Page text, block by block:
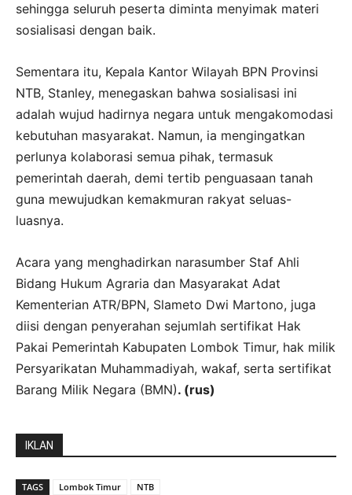
sehingga seluruh peserta diminta menyimak materi
sosialisasi dengan baik.
Sementara itu, Kepala Kantor Wilayah BPN Provinsi
NTB, Stanley, menegaskan bahwa sosialisasi ini
adalah wujud hadirnya negara untuk mengakomodasi
kebutuhan masyarakat. Namun, ia mengingatkan
perlunya kolaborasi semua pihak, termasuk
pemerintah daerah, demi tertib penguasaan tanah
guna mewujudkan kemakmuran rakyat seluas-
luasnya.
Acara yang menghadirkan narasumber Staf Ahli
Bidang Hukum Agraria dan Masyarakat Adat
Kementerian ATR/BPN, Slameto Dwi Martono, juga
diisi dengan penyerahan sejumlah sertifikat Hak
Pakai Pemerintah Kabupaten Lombok Timur, hak milik
Persyarikatan Muhammadiyah, wakaf, serta sertifikat
Barang Milik Negara (BMN). (rus)
IKLAN
TAGS Lombok Timur NTB